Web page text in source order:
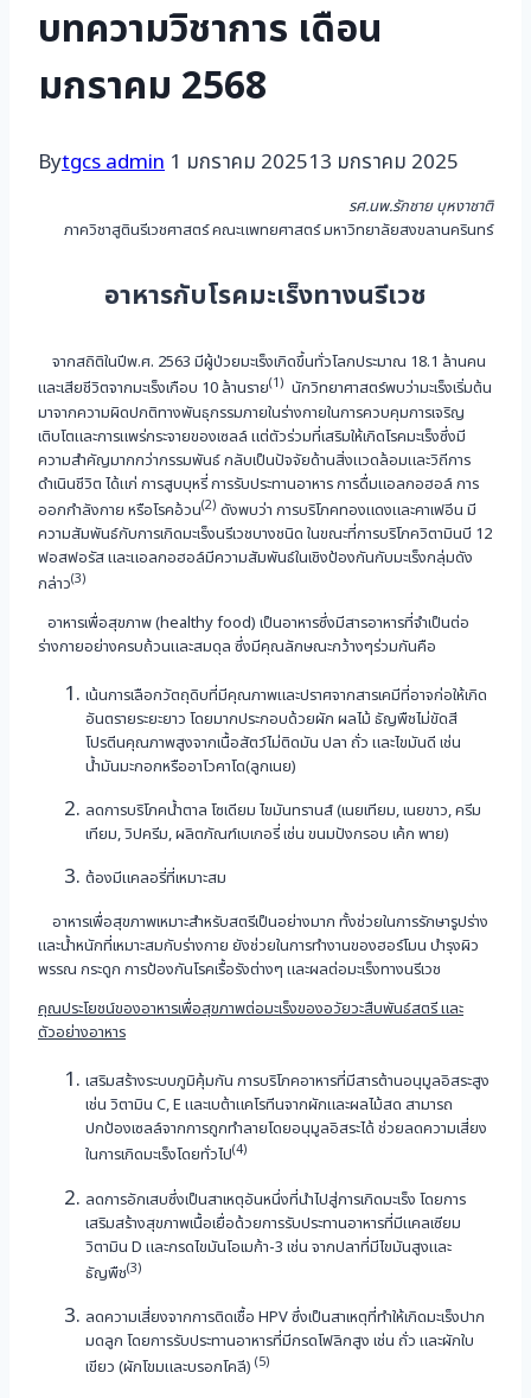
บทความวิชาการ เดือน
มกราคม 2568
Bytgcs admin 1 มกราคม 202513 มกราคม 2025
รศ.นพ.รักชาย บุหงาชาติ
ภาควิชาสูตินรีเวชศาสตร์ คณะแพทยศาสตร์ มหาวิทยาลัยสงขลานครินทร์
อาหารกับโรคมะเร็งทางนรีเวช
จากสถิติในปีพ.ศ. 2563 มีผู้ป่วยมะเร็งเกิดขึ้นทั่วโลกประมาณ 18.1 ล้านคน
และเสียชีวิตจากมะเร็งเกือบ 10 ล้านราย(1) นักวิทยาศาสตร์พบว่ามะเร็งเริ่มต้น
มาจากความผิดปกติทางพันธุกรรมภายในร่างกายในการควบคุมการเจริญ
เติบโตและการแพร่กระจายของเซลล์ แต่ตัวร่วมที่เสริมให้เกิดโรคมะเร็งซึ่งมี
ความสำคัญมากกว่ากรรมพันธ์ กลับเป็นปัจจัยด้านสิ่งแวดล้อมและวิถีการ
ดำเนินชีวิต ได้แก่ การสูบบุหรี่ การรับประทานอาหาร การดื่มแอลกอฮอล์ การ
ออกกำลังกาย หรือโรคอ้วน(2) ดังพบว่า การบริโภคทองแดงและคาเฟอีน มี
ความสัมพันธ์กับการเกิดมะเร็งนรีเวชบางชนิด ในขณะที่การบริโภควิตามินบี 12
ฟอสฟอรัส และแอลกอฮอล์มีความสัมพันธ์ในเชิงป้องกันกับมะเร็งกลุ่มดัง
กล่าว(3)
อาหารเพื่อสุขภาพ (healthy food) เป็นอาหารซึ่งมีสารอาหารที่จำเป็นต่อ
ร่างกายอย่างครบถ้วนและสมดุล ซึ่งมีคุณลักษณะกว้างๆร่วมกันคือ
เน้นการเลือกวัตถุดิบที่มีคุณภาพและปราศจากสารเคมีที่อาจก่อให้เกิด
อันตรายระยะยาว โดยมากประกอบด้วยผัก ผลไม้ ธัญพืชไม่ขัดสี
โปรตีนคุณภาพสูงจากเนื้อสัตว์ไม่ติดมัน ปลา ถั่ว และไขมันดี เช่น
น้ำมันมะกอกหรืออาโวคาโด(ลูกเนย)
ลดการบริโภคน้ำตาล โซเดียม ไขมันทรานส์ (เนยเทียม, เนยขาว, ครีม
เทียม, วิปครีม, ผลิตภัณฑ์เบเกอรี่ เช่น ขนมปังกรอบ เค้ก พาย)
ต้องมีแคลอรี่ที่เหมาะสม
อาหารเพื่อสุขภาพเหมาะสำหรับสตรีเป็นอย่างมาก ทั้งช่วยในการรักษารูปร่าง
และน้ำหนักที่เหมาะสมกับร่างกาย ยังช่วยในการทำงานของฮอร์โมน บำรุงผิว
พรรณ กระดูก การป้องกันโรคเรื้อรังต่างๆ และผลต่อมะเร็งทางนรีเวช
คุณประโยชน์ของอาหารเพื่อสุขภาพต่อมะเร็งของอวัยวะสืบพันธ์สตรี และ
ตัวอย่างอาหาร
เสริมสร้างระบบภูมิคุ้มกัน การบริโภคอาหารที่มีสารต้านอนุมูลอิสระสูง
เช่น วิตามิน C, E และเบต้าแคโรทีนจากผักและผลไม้สด สามารถ
ปกป้องเซลล์จากการถูกทำลายโดยอนุมูลอิสระได้ ช่วยลดความเสี่ยง
ในการเกิดมะเร็งโดยทั่วไป(4)
ลดการอักเสบซึ่งเป็นสาเหตุอันหนึ่งที่นำไปสู่การเกิดมะเร็ง โดยการ
เสริมสร้างสุขภาพเนื้อเยื่อด้วยการรับประทานอาหารที่มีแคลเซียม
วิตามิน D และกรดไขมันโอเมก้า-3 เช่น จากปลาที่มีไขมันสูงและ
ธัญพืช(3)
ลดความเสี่ยงจากการติดเชื้อ HPV ซึ่งเป็นสาเหตุที่ทำให้เกิดมะเร็งปาก
มดลูก โดยการรับประทานอาหารที่มีกรดโฟลิกสูง เช่น ถั่ว และผักใบ
เขียว (ผักโขมและบรอกโคลี) (5)